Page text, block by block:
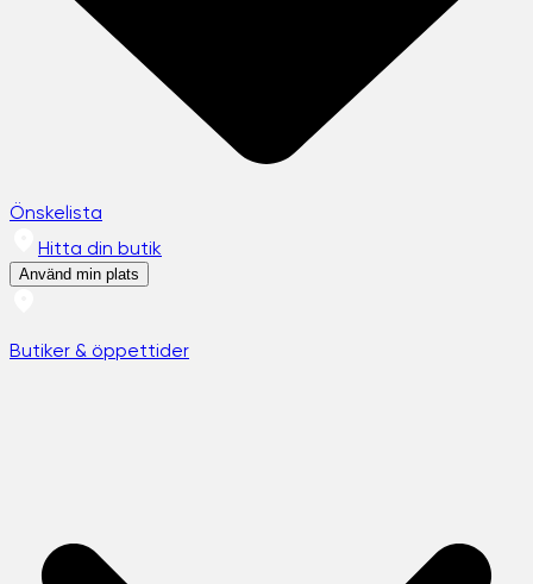
Önskelista
Hitta din butik
Använd min plats
Butiker & öppettider